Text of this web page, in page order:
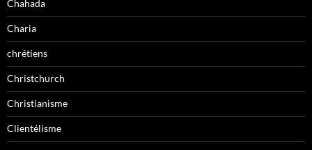
Chahada
Charia
chrétiens
Christchurch
Christianisme
Clientélisme